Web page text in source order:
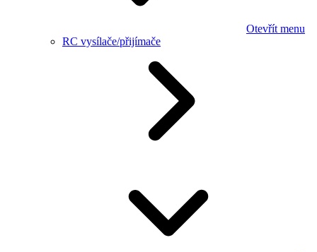
Otevřít menu
RC vysílače/přijímače